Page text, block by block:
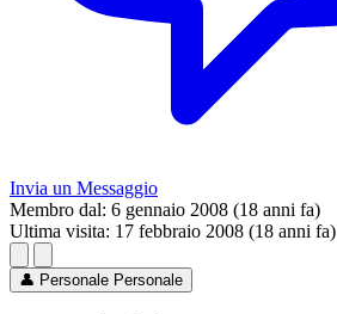
Invia un Messaggio
Membro dal: 6 gennaio 2008 (18 anni fa)
Ultima visita: 17 febbraio 2008 (18 anni fa)
👤 Personale Personale